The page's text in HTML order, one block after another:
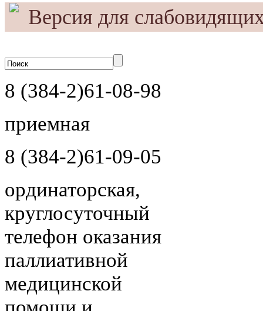
Выкл Размер шрифта: A A A Цвета
Версия для
8 (384-2)61-08-98
приемная
8 (384-2)61-09-05
ординаторская,
круглосуточный
телефон оказания
паллиативной
медицинской